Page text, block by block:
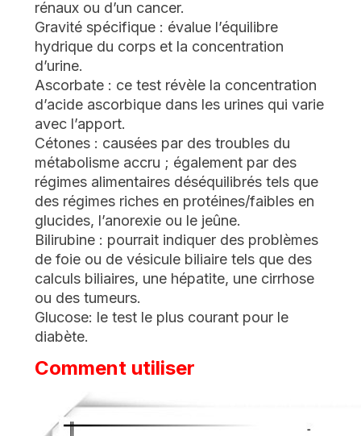
rénaux ou d’un cancer.
Gravité spécifique : évalue l’équilibre
hydrique du corps et la concentration
d’urine.
Ascorbate : ce test révèle la concentration
d’acide ascorbique dans les urines qui varie
avec l’apport.
Cétones : causées par des troubles du
métabolisme accru ; également par des
régimes alimentaires déséquilibrés tels que
des régimes riches en protéines/faibles en
glucides, l’anorexie ou le jeûne.
Bilirubine : pourrait indiquer des problèmes
de foie ou de vésicule biliaire tels que des
calculs biliaires, une hépatite, une cirrhose
ou des tumeurs.
Glucose: le test le plus courant pour le
diabète.
Comment utiliser